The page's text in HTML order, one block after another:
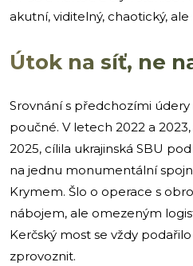
akutní, viditelný, chaotický,
Útok na síť, ne
Srovnání s předchozími údery
poučné. V letech 2022 a
2025, cílila ukrajinská SBU
na jednu monumentální
Krymem. Šlo o operace s
nábojem, ale omezeným
Kerčský most se vždy
zprovoznit.